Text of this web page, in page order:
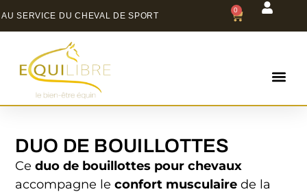
AU SERVICE DU CHEVAL DE SPORT
0
DUO DE BOUILLOTTES
Ceduo de bouillottes pour chevaux
accompagne leconfort musculaire de la